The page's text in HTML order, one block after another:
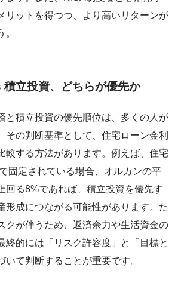
リットを得つつ、より高いリターンが
積立投資、どちらが優先か
積立投資の優先順位は、多くの人が
その判断基準として、住宅ローン金利
較する方法があります。例えば、住宅
固定されている場合、オルカンの平
回る8%であれば、積立投資を優先す
形成につながる可能性があります。た
クが伴うため、返済余力や生活資金の
終的には「リスク許容度」と「目標と
いて判断することが重要です。